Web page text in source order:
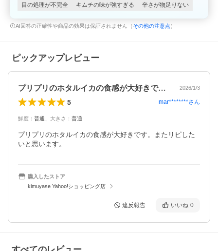
目の処理が不完全 キムチの味が強すぎる 辛さが物足りない
AI回答の正確性や商品の効果は保証されません（ その他の注意点 ）
ピックアップレビュー
プリプリのホタルイカの食感が大好きです… 2026/1/3
5 mar********さん
鮮度 ： 普通 大きさ ： 普通
プリプリのホタルイカの食感が大好きです。またリピした
いと思います。
購入したストア
kimuyase Yahoo!ショッピング店
違反報告 いいね 0